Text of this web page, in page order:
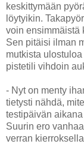
keskittymään
löytyikin.
voin ensimmäistä
Sen pitäisi ilman
mutkista
pistetili vihdoin
- Nyt on menty
tietysti nähdä,
testipäivän
Suurin ero
verran